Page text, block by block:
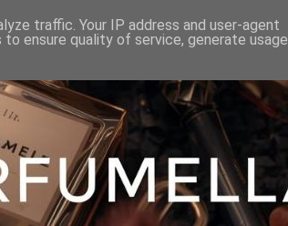
traffic. Your IP address and user-agent
ensure quality of service, generate usage